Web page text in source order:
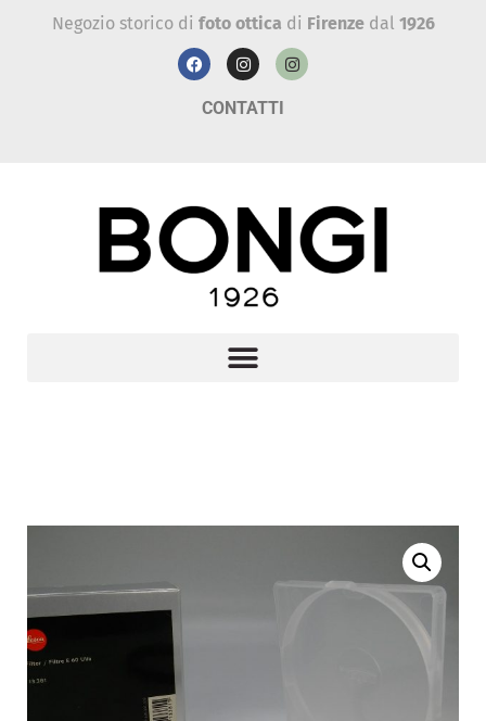
Negozio storico di foto ottica di Firenzedal 1926
CONTATTI